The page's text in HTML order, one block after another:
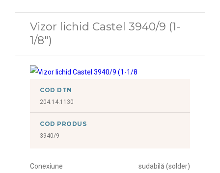
Vizor lichid Castel 3940/9 (1-
1/8")
COD DTN
204.14.1130
COD PRODUS
3940/9
Conexiune sudabilă (solder)